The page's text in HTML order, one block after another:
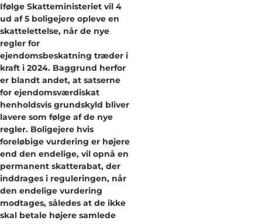
Ifølge Skatteministeriet vil 4
ud af 5 boligejere opleve en
skattelettelse, når de nye
regler for
ejendomsbeskatning træder i
kraft i 2024. Baggrund herfor
er blandt andet, at satserne
for ejendomsværdiskat
henholdsvis grundskyld bliver
lavere som følge af de nye
regler. Boligejere hvis
foreløbige vurdering er højere
end den endelige, vil opnå en
permanent skatterabat, der
inddrages i reguleringen, når
den endelige vurdering
modtages, således at de ikke
skal betale højere samlede